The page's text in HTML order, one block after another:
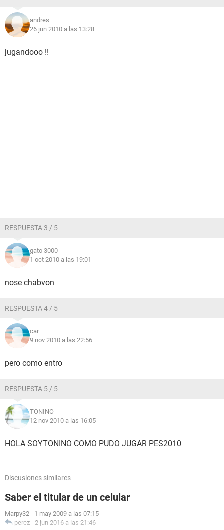
andres
26 jun 2010 a las 13:28
jugandooo !!
RESPUESTA 3 / 5
gato 3000
1 oct 2010 a las 19:01
nose chabvon
RESPUESTA 4 / 5
car
9 nov 2010 a las 22:56
pero como entro
RESPUESTA 5 / 5
TONINO
12 nov 2010 a las 16:05
HOLA SOYTONINO COMO PUDO JUGAR PES2010
Discusiones similares
Saber el titular de un celular
Marpy32 - 1 may 2009 a las 07:15
perez - 2 jun 2016 a las 21:46